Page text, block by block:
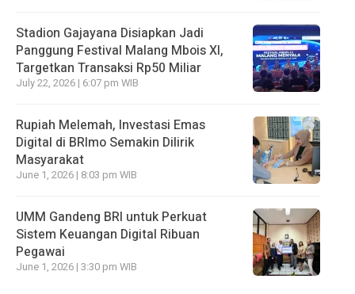
Stadion Gajayana Disiapkan Jadi
Panggung Festival Malang Mbois XI,
Targetkan Transaksi Rp50 Miliar
July 22, 2026 | 6:07 pm WIB
Rupiah Melemah, Investasi Emas
Digital di BRImo Semakin Dilirik
Masyarakat
June 1, 2026 | 8:03 pm WIB
UMM Gandeng BRI untuk Perkuat
Sistem Keuangan Digital Ribuan
Pegawai
June 1, 2026 | 3:30 pm WIB